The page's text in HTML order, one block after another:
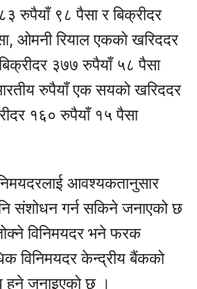
रुपैयाँ ९८ पैसा र बिक्रीदर
ओमनी रियाल एकको खरिददर
३७७ रुपैयाँ ५८ पैसा
रुपैयाँ एक सयको खरिददर
१६० रुपैयाँ १५ पैसा
आवश्यकतानुसार
संशोधन गर्न सकिने जनाएको छ
विनिमयदर भने फरक
विनिमयदर केन्द्रीय बैंकको
हुने जनाइएको छ ।